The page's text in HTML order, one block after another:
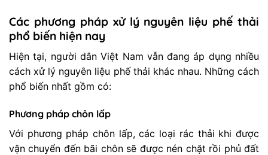
Các phương pháp xử lý nguyên liệu phế thải
phổ biến hiện nay
Hiện tại, người dân Việt Nam vẫn đang áp dụng nhiều
cách xử lý nguyên liệu phế thải khác nhau. Những cách
phổ biến nhất gồm có:
Phương pháp chôn lấp
Với phương pháp chôn lấp, các loại rác thải khi được
vận chuyển đến bãi chôn sẽ được nén chặt rồi phủ đất